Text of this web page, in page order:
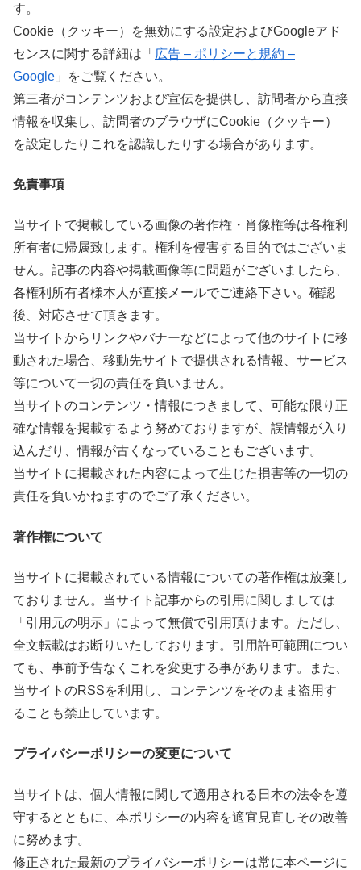
す。
Cookie（クッキー）を無効にする設定およびGoogleアド
センスに関する詳細は「 広告 – ポリシーと規約 –
Google 」をご覧ください。
第三者がコンテンツおよび宣伝を提供し、訪問者から直接
情報を収集し、訪問者のブラウザにCookie（クッキー）
を設定したりこれを認識したりする場合があります。
免責事項
当サイトで掲載している画像の著作権・肖像権等は各権利
所有者に帰属致します。権利を侵害する目的ではございま
せん。記事の内容や掲載画像等に問題がございましたら、
各権利所有者様本人が直接メールでご連絡下さい。確認
後、対応させて頂きます。
当サイトからリンクやバナーなどによって他のサイトに移
動された場合、移動先サイトで提供される情報、サービス
等について一切の責任を負いません。
当サイトのコンテンツ・情報につきまして、可能な限り正
確な情報を掲載するよう努めておりますが、誤情報が入り
込んだり、情報が古くなっていることもございます。
当サイトに掲載された内容によって生じた損害等の一切の
責任を負いかねますのでご了承ください。
著作権について
当サイトに掲載されている情報についての著作権は放棄し
ておりません。当サイト記事からの引用に関しましては
「引用元の明示」によって無償で引用頂けます。ただし、
全文転載はお断りいたしております。引用許可範囲につい
ても、事前予告なくこれを変更する事があります。また、
当サイトのRSSを利用し、コンテンツをそのまま盗用す
ることも禁止しています。
プライバシーポリシーの変更について
当サイトは、個人情報に関して適用される日本の法令を遵
守するとともに、本ポリシーの内容を適宜見直しその改善
に努めます。
修正された最新のプライバシーポリシーは常に本ページに